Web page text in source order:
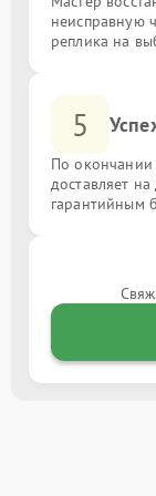
неисправную
реплика на
5
По окончании
доставляет
гарантийным